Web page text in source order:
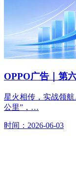
OPPO广告｜第
星火相传，实战领
公里”，…
时间：2026-06-03